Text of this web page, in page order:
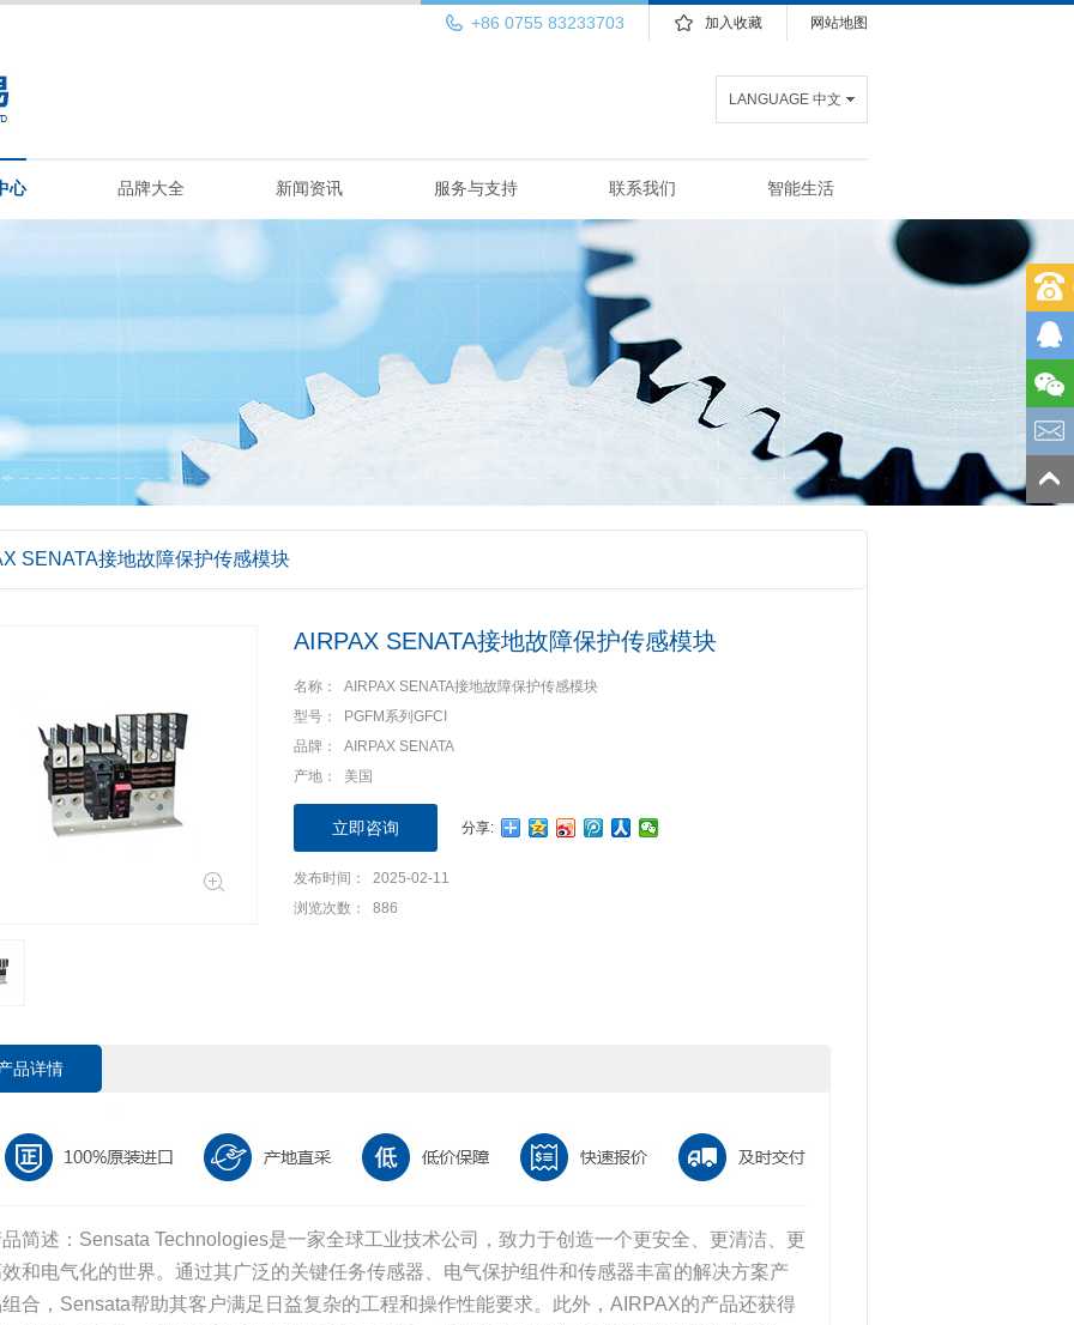
网站地图
加入收藏
+86 0755 83233703
LANGUAGE 中文
心 品牌大全 新闻资讯 服务与支持 联系我们 智能生活
SENATA接地故障保护传感模块
AIRPAX SENATA接地故障保护传感模块
名称： AIRPAX SENATA接地故障保护传感模块
型号： PGFM系列GFCI
品牌： AIRPAX SENATA
产地： 美国
立即咨询 分享:
发布时间： 2025-02-11
浏览次数： 886
品详情
简述：Sensata Technologies是一家全球工业技术公司，致力于创造一个更安全、更清洁、更
和电气化的世界。通过其广泛的关键任务传感器、电气保护组件和传感器丰富的解决方案产
合，Sensata帮助其客户满足日益复杂的工程和操作性能要求。此外，AIRPAX的产品还获得